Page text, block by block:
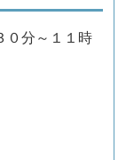
０分～１１時